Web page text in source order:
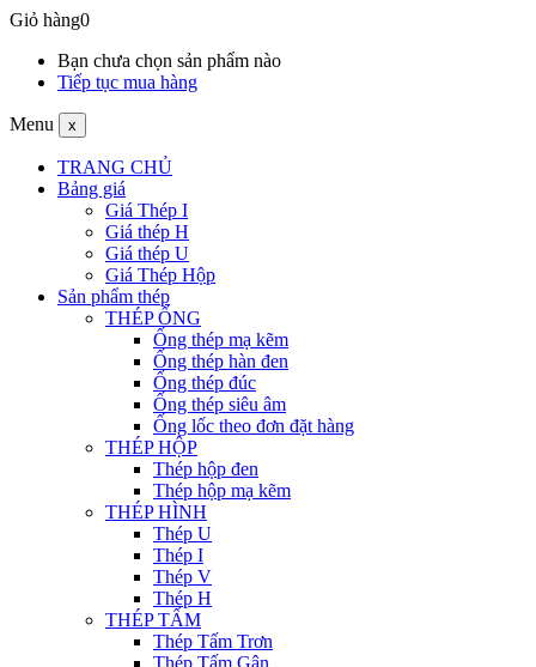
Giỏ hàng0
Bạn chưa chọn sản phẩm nào
Tiếp tục mua hàng
Menu x
TRANG CHỦ
Bảng giá
Giá Thép I
Giá thép H
Giá thép U
Giá Thép Hộp
Sản phẩm thép
THÉP ỐNG
Ống thép mạ kẽm
Ống thép hàn đen
Ống thép đúc
Ống thép siêu âm
Ống lốc theo đơn đặt hàng
THÉP HỘP
Thép hộp đen
Thép hộp mạ kẽm
THÉP HÌNH
Thép U
Thép I
Thép V
Thép H
THÉP TẤM
Thép Tấm Trơn
Thép Tấm Gân